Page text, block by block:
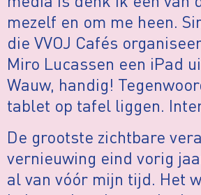
mezelf en om me heen.
die VVOJ Cafés
Miro Lucassen een iPad
Wauw, handig!
tablet op tafel liggen.
De grootste zichtbare
vernieuwing eind vorig
al van vóór mijn tijd. Het